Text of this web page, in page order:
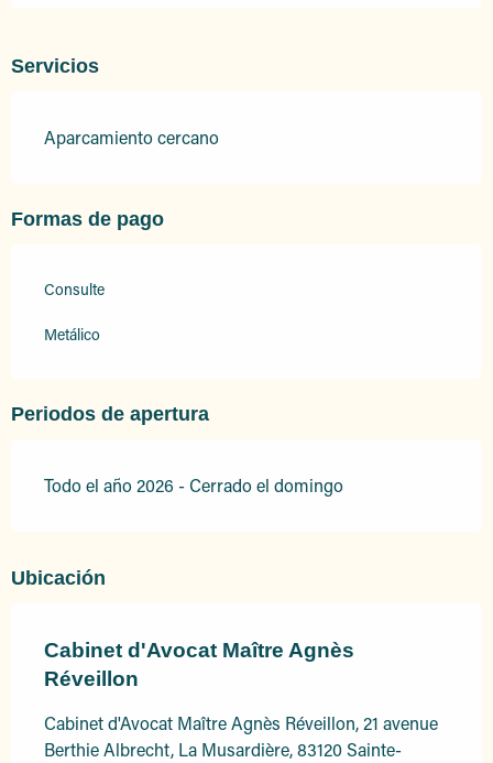
Servicios
Aparcamiento cercano
Formas de pago
Consulte
Metálico
Periodos de apertura
Todo el año 2026 - Cerrado el domingo
Ubicación
Cabinet d'Avocat Maître Agnès
Réveillon
Cabinet d'Avocat Maître Agnès Réveillon, 21 avenue
Berthie Albrecht, La Musardière, 83120 Sainte-